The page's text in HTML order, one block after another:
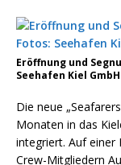
Eröffnung und
Seehafen Kiel GmbH
Die neue
Monaten in das
integriert. Auf einer
Crew-Mitgliedern